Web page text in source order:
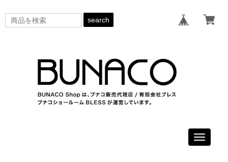
search
Toggle